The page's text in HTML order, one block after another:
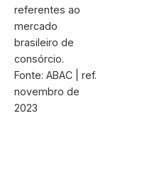
referentes ao
mercado
brasileiro de
consórcio.
Fonte: ABAC | ref.
novembro de
2023